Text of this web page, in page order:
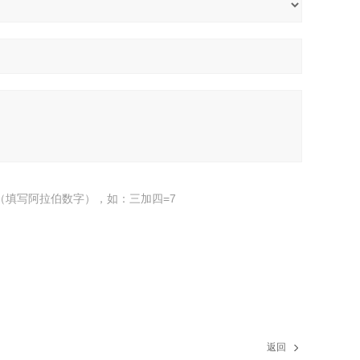
填写阿拉伯数字），如：三加四=7
返回